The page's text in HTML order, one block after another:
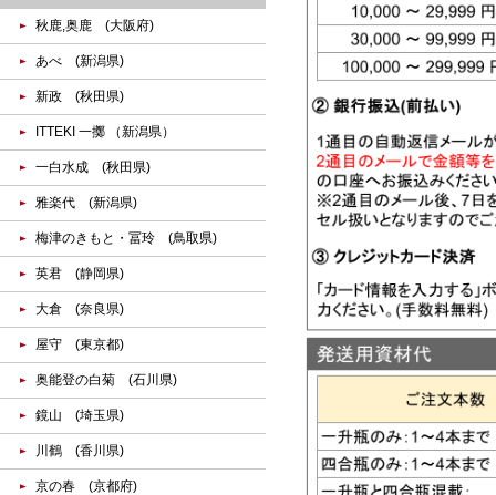
秋鹿,奥鹿 (大阪府)
あべ (新潟県)
新政 (秋田県)
ITTEKI 一擲 （新潟県）
一白水成 (秋田県)
雅楽代 (新潟県)
梅津のきもと・冨玲 (鳥取県)
英君 (静岡県)
大倉 (奈良県)
屋守 (東京都)
奥能登の白菊 (石川県)
鏡山 (埼玉県)
川鶴 (香川県)
京の春 (京都府)